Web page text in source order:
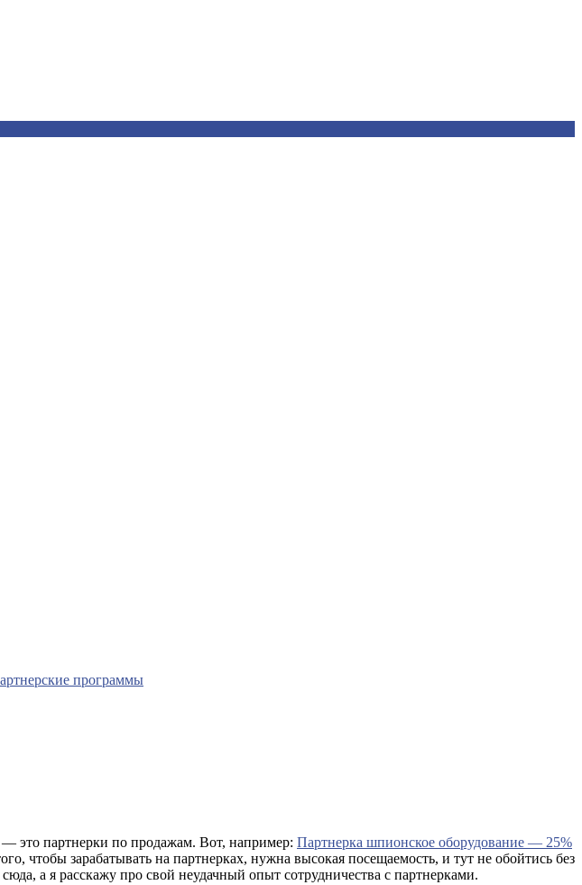
программы
это партнерки по продажам. Вот, например: Партнерка шпионское оборудование — 25%
чтобы зарабатывать на партнерках, нужна высокая посещаемость, и тут не обойтись без
а я расскажу про свой неудачный опыт сотрудничества с партнерками.